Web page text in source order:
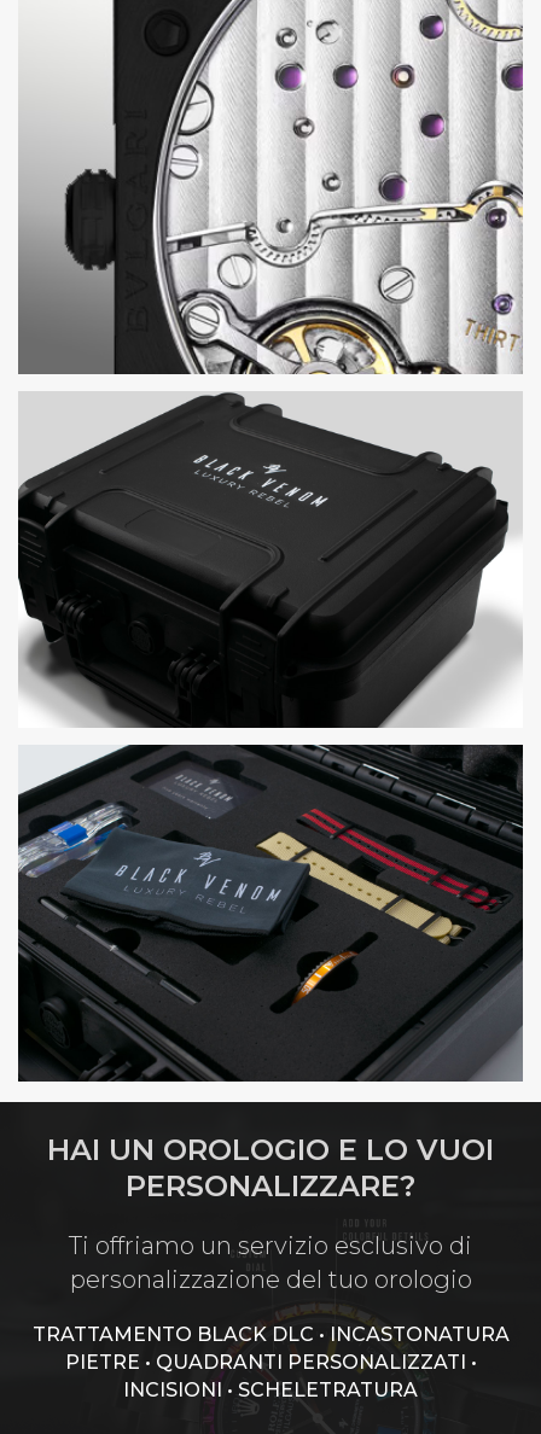
HAI UN OROLOGIO E LO VUOI
PERSONALIZZARE?
Ti offriamo un servizio esclusivo di
personalizzazione del tuo orologio
TRATTAMENTO BLACK DLC • INCASTONATURA
PIETRE • QUADRANTI PERSONALIZZATI •
INCISIONI • SCHELETRATURA